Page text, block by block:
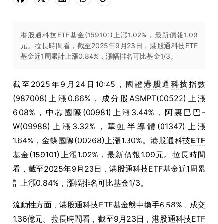
港股通科技ETF基金(159101)上漲1.02%，最新價報1.09
元。拉長時間看，截至2025年9月23日，港股通科技ETF
基金近1周累計上漲0.84%，漲幅排名可比基金1/3。
截至 2025 年9 月 24 日 10:45 ，國證港股通 科技指數
(987008) 上漲 0.66% ，成分股ASMPT(00522) 上漲
6.08% ，中芯國際 (00981) 上漲 3.44% ，阿裏巴巴 -
W(09988) 上漲 3.32% ，華虹半導體 (01347) 上漲
1.64% ，金蝶國際(00268)上漲1.30%。港股通科技ETF
基金(159101) 上漲1.02% ，最新價報 1.09元。拉長時間
看，截至2025年9月 23日，港股通科技ETF基金近1周累
計上漲0.84% ，漲幅排名可比基金1/3。
流動性方面，港股通科技ETF基金盤中換手6.58% ，成交
1.36億元。拉長時間看，截至9月 23日，港股通科技ETF